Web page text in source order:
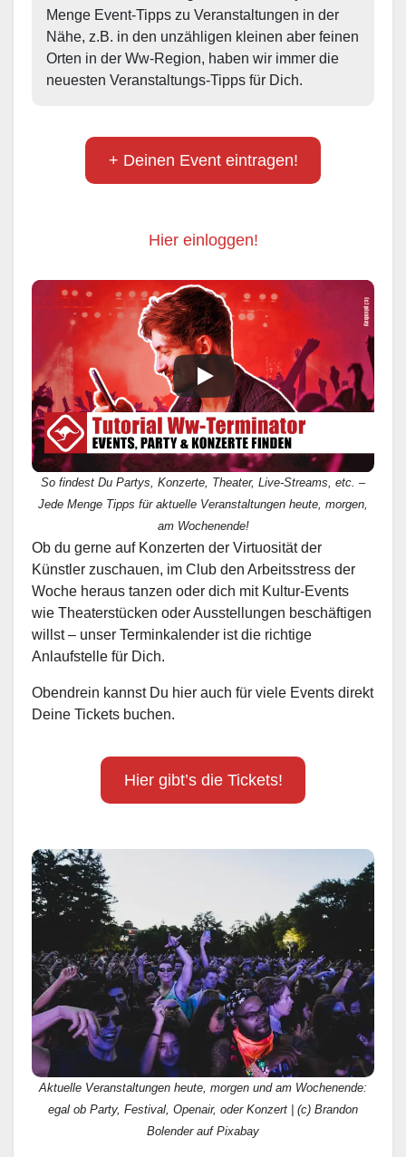
Menge Event-Tipps zu Veranstaltungen in der
Nähe, z.B. in den unzähligen kleinen aber feinen
Orten in der Ww-Region, haben wir immer die
neuesten Veranstaltungs-Tipps für Dich.
+ Deinen Event eintragen!
Hier einloggen!
So findest Du Partys, Konzerte, Theater, Live-Streams, etc. –
Jede Menge Tipps für aktuelle Veranstaltungen heute, morgen,
am Wochenende!
Ob du gerne auf Konzerten der Virtuosität der
Künstler zuschauen, im Club den Arbeitsstress der
Woche heraus tanzen oder dich mit Kultur-Events
wie Theaterstücken oder Ausstellungen beschäftigen
willst – unser Terminkalender ist die richtige
Anlaufstelle für Dich.
Obendrein kannst Du hier auch für viele Events direkt
Deine Tickets buchen.
Hier gibt’s die Tickets!
Aktuelle Veranstaltungen heute, morgen und am Wochenende:
egal ob Party, Festival, Openair, oder Konzert | (c) Brandon
Bolender auf Pixabay